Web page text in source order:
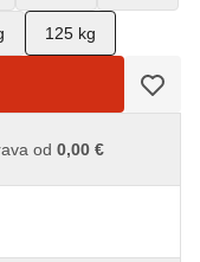
125 kg
od 0,00 €